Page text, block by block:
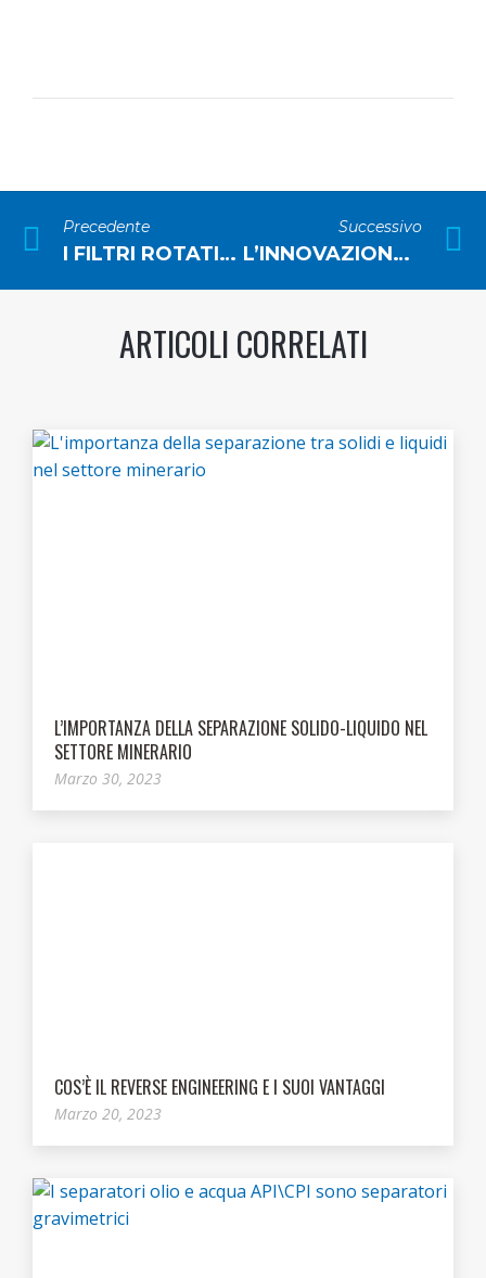
Precedente
I FILTRI ROTATIVI A TELA USCENTE PER L’INDUSTRIA ALIMENTARE: COSA SONO E LA LORO FUNZIONE
Successivo
L’INNOVAZIONE INDUSTRIALE GREEN NELLA FILTRAZIONE: LA TRANSIZIONE ENERGETICA E LA DIGITALIZZAZIONE
ARTICOLI CORRELATI
L’IMPORTANZA DELLA SEPARAZIONE SOLIDO-LIQUIDO NEL
SETTORE MINERARIO
Marzo 30, 2023
COS’È IL REVERSE ENGINEERING E I SUOI VANTAGGI
Marzo 20, 2023